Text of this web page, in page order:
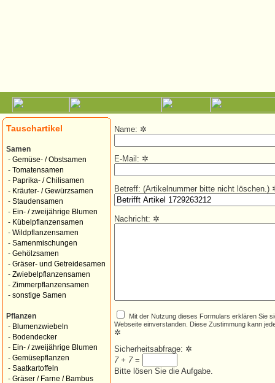
Tauschartikel
Samen
- Gemüse- / Obstsamen
- Tomatensamen
- Paprika- / Chilisamen
- Kräuter- / Gewürzsamen
- Staudensamen
- Ein- / zweijährige Blumen
- Kübelpflanzensamen
- Wildpflanzensamen
- Samenmischungen
- Gehölzsamen
- Gräser- und Getreidesamen
- Zwiebelpflanzensamen
- Zimmerpflanzensamen
- sonstige Samen
Pflanzen
- Blumenzwiebeln
- Bodendecker
- Ein- / zweijährige Blumen
- Gemüsepflanzen
- Saatkartoffeln
- Gräser / Farne / Bambus
Name: ✲
E-Mail: ✲
Betreff: (Artikelnummer bitte nicht löschen.)
Nachricht: ✲
Mit der Nutzung dieses Formulars erklären Sie
Webseite einverstanden. Diese Zustimmung kann
✲
Sicherheitsabfrage: ✲
7 + 7=
Bitte lösen Sie die Aufgabe.